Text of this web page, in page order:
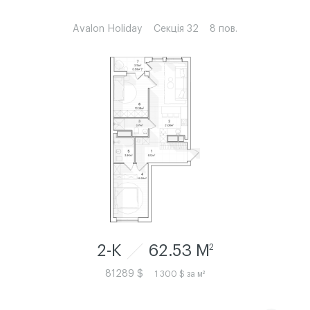
Avalon Holiday Секція 32 8 пов.
2-К 62.53 M 2
81289 $ 1 300 $ за м²